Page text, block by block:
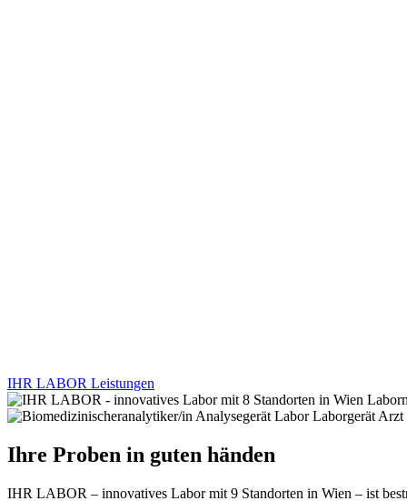
IHR LABOR Leistungen
Ihre Proben in guten händen
IHR LABOR – innovatives Labor mit 9 Standorten in Wien – ist